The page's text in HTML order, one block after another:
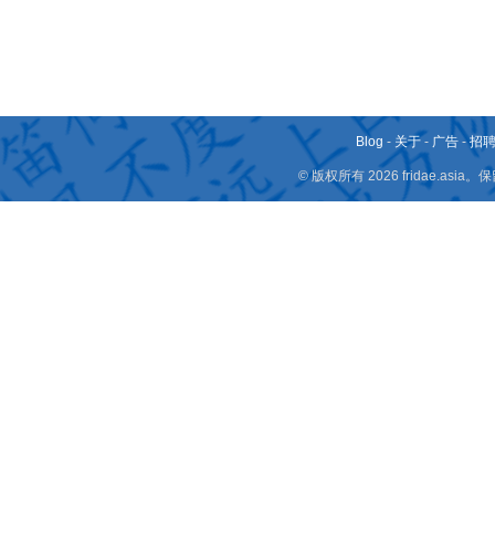
Blog - 关于 - 广告 -招
© 版权所有 2026 fridae.asia。